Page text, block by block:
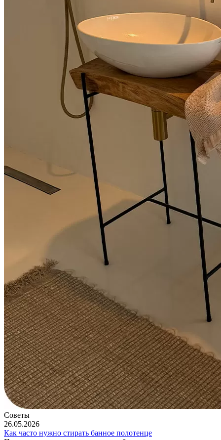
Советы
26.05.2026
Как часто нужно стирать банное полотенце